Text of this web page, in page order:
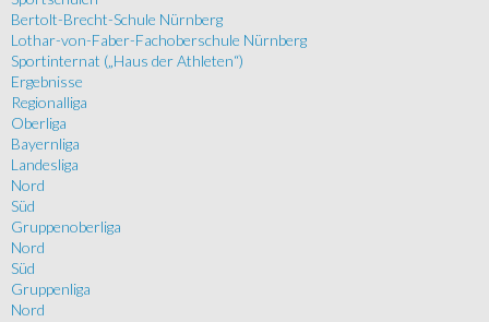
Bertolt-Brecht-Schule Nürnberg
Lothar-von-Faber-Fachoberschule Nürnberg
Sportinternat („Haus der Athleten“)
Ergebnisse
Regionalliga
Oberliga
Bayernliga
Landesliga
Nord
Süd
Gruppenoberliga
Nord
Süd
Gruppenliga
Nord